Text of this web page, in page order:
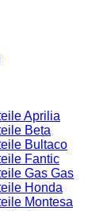
Aprilia
Beta
Bultaco
Fantic
Gas Gas
Honda
Montesa